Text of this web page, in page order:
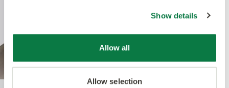
Show details
Allow all
Allow selection